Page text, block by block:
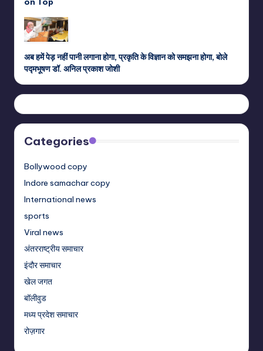
अब हमें पेड़ नहीं पानी लगाना होगा, प्रकृति के विज्ञान को समझना होगा, बोले
पद्मभूषण डॉ. अनिल प्रकाश जोशी
Categories
Bollywood copy
Indore samachar copy
International news
sports
Viral news
अंतरराष्ट्रीय समाचार
इंदौर समाचार
खेल जगत
बॉलीवुड
मध्य प्रदेश समाचार
रोज़गार